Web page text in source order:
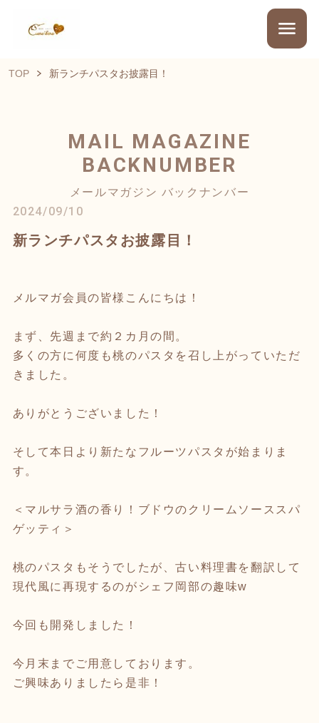
TOP 新ランチパスタお披露目！
MAIL MAGAZINE
BACKNUMBER
メールマガジン バックナンバー
2024/09/10
新ランチパスタお披露目！
メルマガ会員の皆様こんにちは！
まず、先週まで約２カ月の間。
多くの方に何度も桃のパスタを召し上がっていただ
きました。
ありがとうございました！
そして本日より新たなフルーツパスタが始まりま
す。
＜マルサラ酒の香り！ブドウのクリームソーススパ
ゲッティ＞
桃のパスタもそうでしたが、古い料理書を翻訳して
現代風に再現するのがシェフ岡部の趣味w
今回も開発しました！
今月末までご用意しております。
ご興味ありましたら是非！